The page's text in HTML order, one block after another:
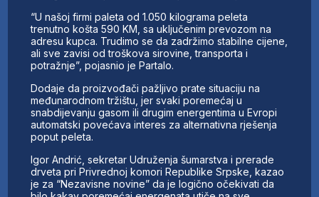
“U našoj firmi paleta od 1.050 kilograma peleta
trenutno košta 590 KM, sa uključenim prevozom na
adresu kupca. Trudimo se da zadržimo stabilne cijene,
ali sve zavisi od troškova sirovine, transporta i
potražnje”, pojasnio je Partalo.
Dodaje da proizvođači pažljivo prate situaciju na
međunarodnom tržištu, jer svaki poremećaj u
snabdijevanju gasom ili drugim energentima u Evropi
automatski povećava interes za alternativna rješenja
poput peleta.
Igor Andrić, sekretar Udruženja šumarstva i prerade
drveta pri Privrednoj komori Republike Srpske, kazao
je za “Nezavisne novine” da je logično očekivati da